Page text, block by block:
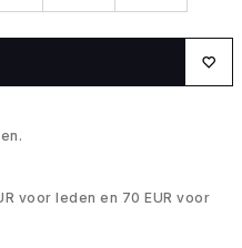
voor leden en 70 EUR voor